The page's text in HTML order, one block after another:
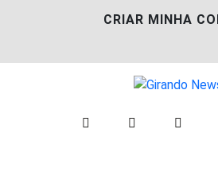
CRIAR MINHA